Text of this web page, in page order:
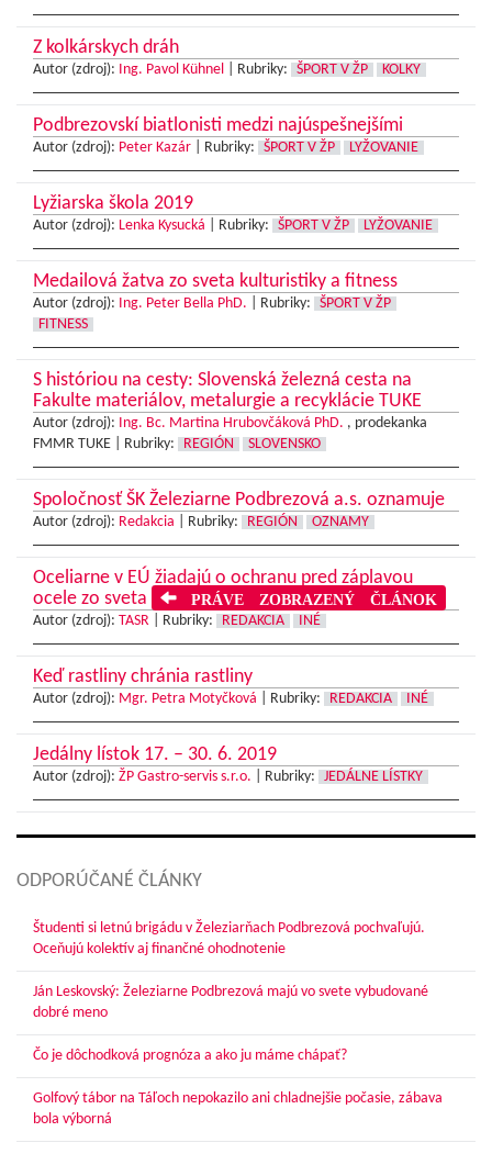
Z kolkárskych dráh
Autor (zdroj): Ing. Pavol Kühnel Rubriky: ŠPORT V ŽP KOLKY
Podbrezovskí biatlonisti medzi najúspešnejšími
Autor (zdroj): Peter Kazár Rubriky: ŠPORT V ŽP LYŽOVANIE
Lyžiarska škola 2019
Autor (zdroj): Lenka Kysucká Rubriky: ŠPORT V ŽP LYŽOVANIE
Medailová žatva zo sveta kulturistiky a fitness
Autor (zdroj): Ing. Peter Bella PhD. Rubriky:
ŠPORT V ŽP
FITNESS
S históriou na cesty: Slovenská železná cesta na
Fakulte materiálov, metalurgie a recyklácie TUKE
Autor (zdroj): Ing. Bc. Martina Hrubovčáková PhD. , prodekanka
FMMR TUKE |
Rubriky: REGIÓN SLOVENSKO
Spoločnosť ŠK Železiarne Podbrezová a.s. oznamuje
Autor (zdroj): Redakcia Rubriky: REGIÓN OZNAMY
Oceliarne v EÚ žiadajú o ochranu pred záplavou
ocele zo sveta
PRÁVE ZOBRAZENÝ ČLÁNOK
Autor (zdroj): TASR Rubriky: REDAKCIA INÉ
Keď rastliny chránia rastliny
Autor (zdroj): Mgr. Petra Motyčková Rubriky: REDAKCIA INÉ
Jedálny lístok 17. – 30. 6. 2019
Autor (zdroj): ŽP Gastro-servis s.r.o. Rubriky: JEDÁLNE LÍSTKY
ODPORÚČANÉ ČLÁNKY
Študenti si letnú brigádu v Železiarňach Podbrezová pochvaľujú.
Oceňujú kolektív aj finančné ohodnotenie
Ján Leskovský: Železiarne Podbrezová majú vo svete vybudované
dobré meno
Čo je dôchodková prognóza a ako ju máme chápať?
Golfový tábor na Táľoch nepokazilo ani chladnejšie počasie, zábava
bola výborná